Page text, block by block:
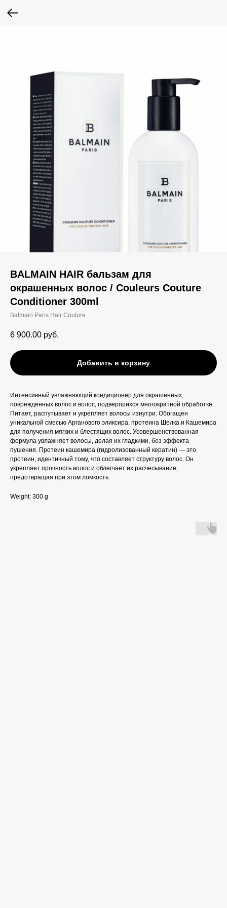
BALMAIN HAIR бальзам для
окрашенных волос / Couleurs Couture
Conditioner 300ml
Balmain Paris Hair Couture
6 900.00 руб.
Добавить в корзину
Интенсивный увлажняющий кондиционер для окрашенных,
поврежденных волос и волос, подвергшихся многократной обработке.
Питает, распутывает и укрепляет волосы изнутри. Обогащен
уникальной смесью Арганового эликсира, протеина Шелка и Кашемира
для получения мягких и блестящих волос. Усовершенствованная
формула увлажняет волосы, делая их гладкими, без эффекта
пушения. Протеин кашемира (гидролизованный кератин) — это
протеин, идентичный тому, что составляет структуру волос. Он
укрепляет прочность волос и облегчает их расчесывание,
предотвращая при этом ломкость.
Weight: 300 g